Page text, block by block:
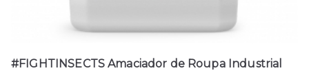
#FIGHTINSECTS Amaciador de Roupa Industrial